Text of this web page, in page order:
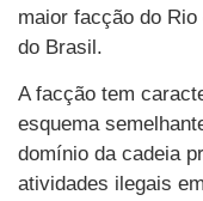
maior facção do
do Brasil.
A facção tem
esquema
domínio da cadeia
atividades ilegais